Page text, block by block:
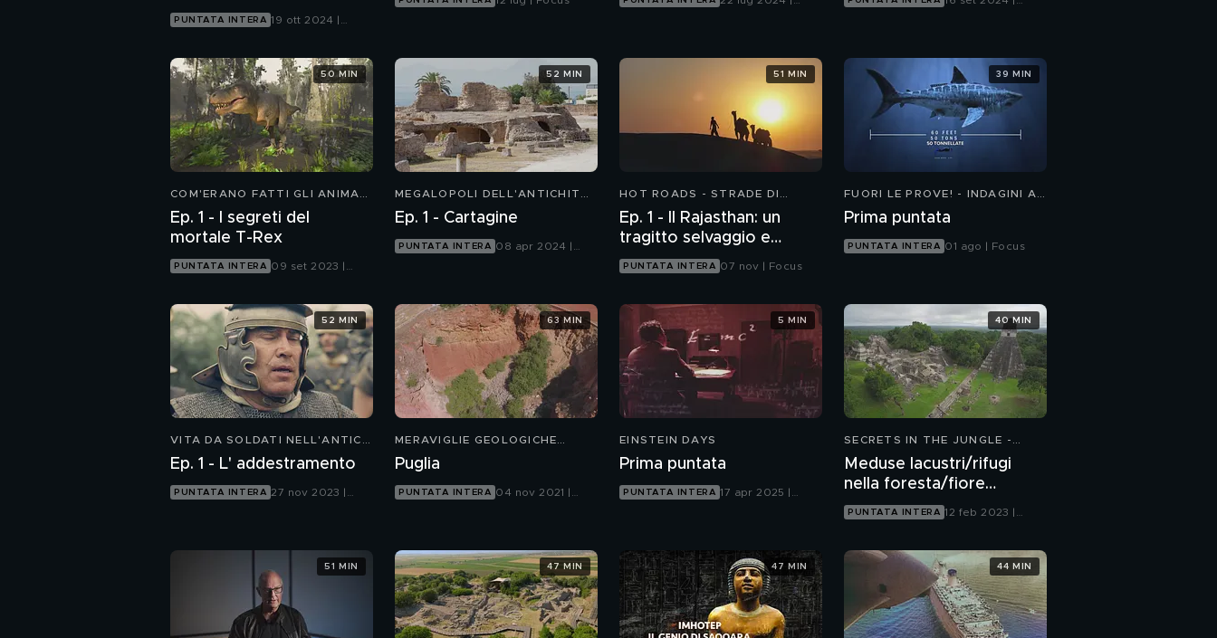
PUNTATA INTERA 19 ott 2024 |
COM'ERANO FATTI GLI ANIMALI
Ep. 1 - I segreti del
mortale T-Rex
PUNTATA INTERA 09 set 2023 |
50 MIN
MEGALOPOLI DELL'ANTICHITÀ
PERSEPOLI
Ep. 1 - Cartagine
PUNTATA INTERA 08 apr 2024 |
52 MIN
HOT ROADS - STRADE DI
Ep. 1 - Il Rajasthan: un
tragitto selvaggio e
frenetico
PUNTATA INTERA 07 nov | Focus
51 MIN
FUORI LE PROVE! - INDAGINI AI
Prima puntata
PUNTATA INTERA 01 ago | Focus
39 MIN
VITA DA SOLDATI NELL'ANTICA
Ep. 1 - L' addestramento
PUNTATA INTERA 27 nov 2023 |
52 MIN
MERAVIGLIE GEOLOGICHE
Puglia
PUNTATA INTERA 04 nov 2021 |
63 MIN
EINSTEIN DAYS
Prima puntata
PUNTATA INTERA 17 apr 2025 |
5 MIN
SECRETS IN THE JUNGLE -
STRANE SCOPERTE NEL
PROFONDO DELLA GIUNGLA
Meduse lacustri/rifugi
nella foresta/fiore
pericoloso
PUNTATA INTERA 12 feb 2023 |
40 MIN
51 MIN 47 MIN 47 MIN 44 MIN